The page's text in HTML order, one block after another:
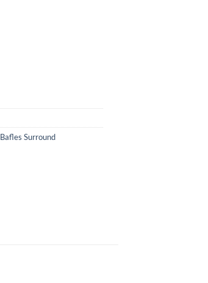
Bafles Surround